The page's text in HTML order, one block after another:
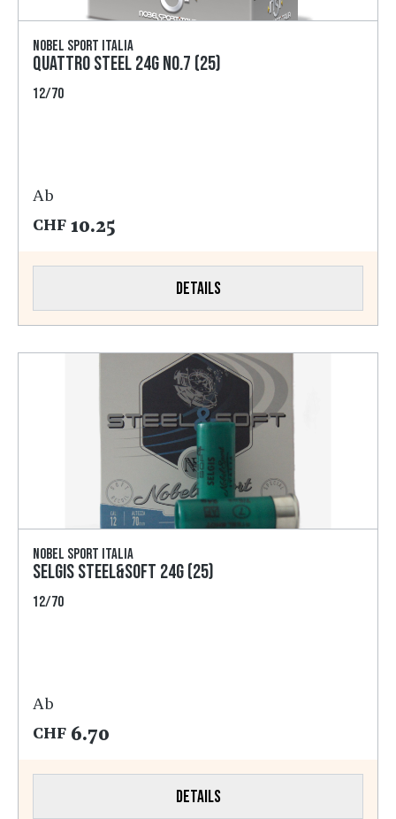
Nobel Sport Italia
Quattro Steel 24g No.7 (25)
12/70
Ab
CHF 10.25
Details
Nobel Sport Italia
SELGIS Steel&Soft 24g (25)
12/70
Ab
CHF 6.70
Details